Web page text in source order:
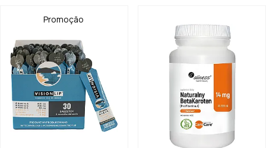
Promoção